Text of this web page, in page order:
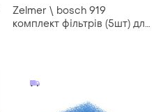
Zelmer \ bosch 919
комплект фільтрів (5шт) для